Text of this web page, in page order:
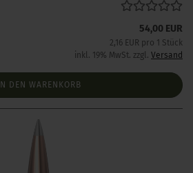
54,00 EUR
2,16 EUR pro 1 Stück
inkl. 19% MwSt. zzgl. Versand
IN DEN WARENKORB